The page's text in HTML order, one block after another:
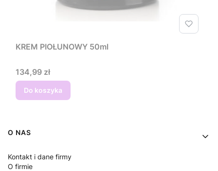
KREM PIOŁUNOWY 50ml
Cena
134,99 zł
Do koszyka
Linki w stopce
O NAS
Kontakt i dane firmy
O firmie